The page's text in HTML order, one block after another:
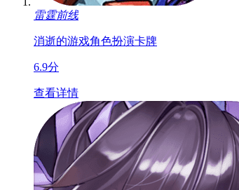
雷霆前线
消逝的游戏角色扮演卡牌
6.9分
查看详情